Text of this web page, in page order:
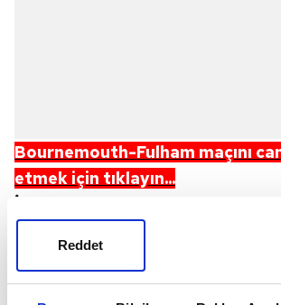
Reddet
Bournemouth-Fulham maçını
etmek için tıklayın...
ağırlayacak. Maç ile ilgili tüm
Peki, Bournemouth-Fulham maçı ne